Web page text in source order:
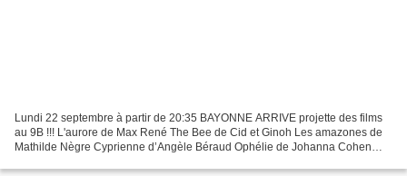
Lundi 22 septembre à partir de 20:35 BAYONNE ARRIVE projette des films
au 9B !!! L'aurore de Max René The Bee de Cid et Ginoh Les amazones de
Mathilde Nègre Cyprienne d’Angèle Béraud Ophélie de Johanna Cohen